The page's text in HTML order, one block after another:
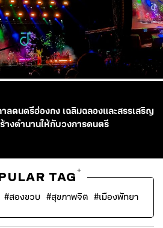
ลดนตรีฮ่องกง เฉลิมฉลองและสรรเสริญ
างตำนานให้กับวงการดนตรี
TAG
+
#สองขวบ #สุขภาพจิต #เมืองพัทยา